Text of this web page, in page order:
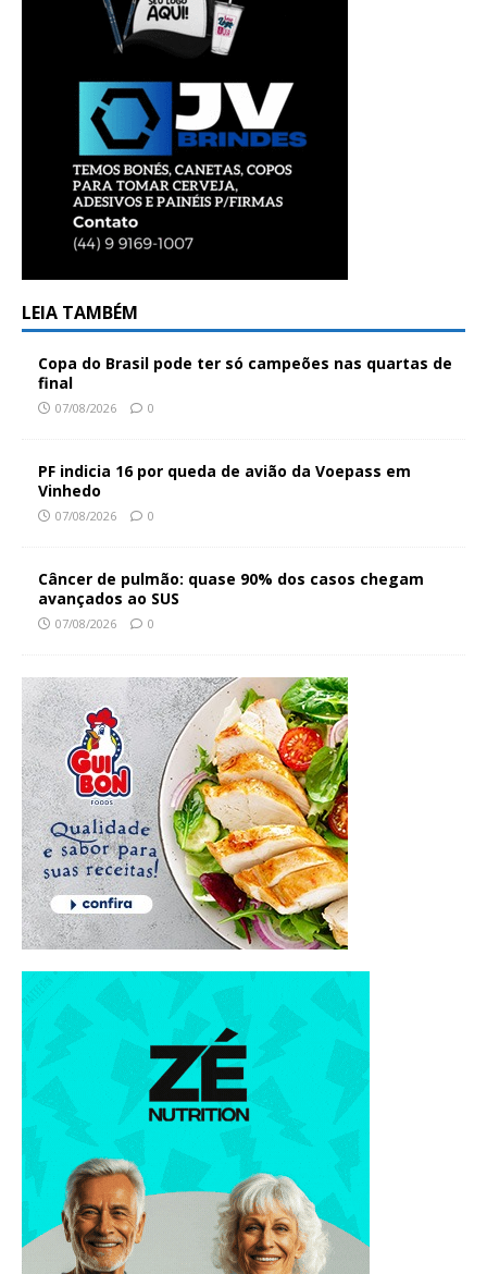
LEIA TAMBÉM
Copa do Brasil pode ter só campeões nas quartas de
final
07/08/2026 0
PF indicia 16 por queda de avião da Voepass em
Vinhedo
07/08/2026 0
Câncer de pulmão: quase 90% dos casos chegam
avançados ao SUS
07/08/2026 0